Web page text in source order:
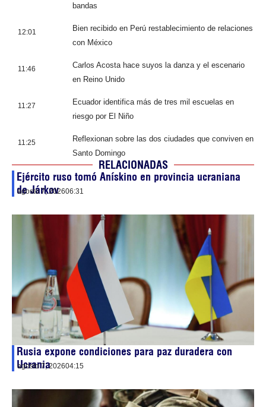
bandas
12:01
Bien recibido en Perú restablecimiento de relaciones
con México
11:46
Carlos Acosta hace suyos la danza y el escenario
en Reino Unido
11:27
Ecuador identifica más de tres mil escuelas en
riesgo por El Niño
11:25
Reflexionan sobre las dos ciudades que conviven en
Santo Domingo
RELACIONADAS
Ejército ruso tomó Anískino en provincia ucraniana
de Járkov
agosto 7, 202606:31
Rusia expone condiciones para paz duradera con
Ucrania
agosto 7, 202604:15